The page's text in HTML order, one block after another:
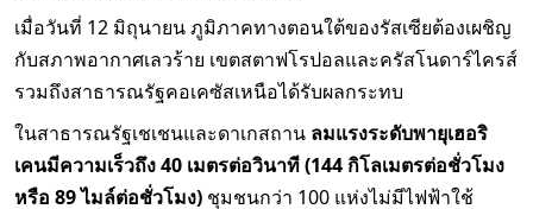
เมื่อวันที่ 12 มิถุนายน ภูมิภาคทางตอนใต้ของรัสเซียต้องเผชิญ
กับสภาพอากาศเลวร้าย เขตสตาฟโรปอลและครัสโนดาร์ไครส์
รวมถึงสาธารณรัฐคอเคซัสเหนือได้รับผลกระทบ
ในสาธารณรัฐเชเชนและดาเกสถาน ลมแรงระดับพายุเฮอริ
เคนมีความเร็วถึง 40 เมตรต่อวินาที (144 กิโลเมตรต่อชั่วโมง
หรือ 89 ไมล์ต่อชั่วโมง) ชุมชนกว่า 100 แห่งไม่มีไฟฟ้าใช้